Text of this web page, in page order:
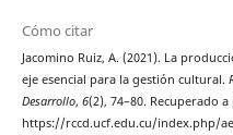
Cómo citar
Jacomino Ruiz, A. (2021). La
eje esencial para la gestión cultural.
Desarrollo, 6(2), 74–80. Recuperado
https://rccd.ucf.edu.cu/index.php/